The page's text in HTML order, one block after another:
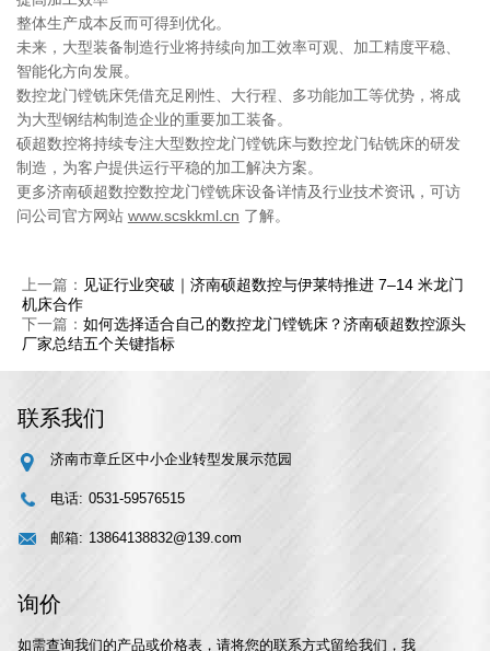
整体生产成本反而可得到优化。
未来，大型装备制造行业将持续向加工效率可观、加工精度平稳、
智能化方向发展。
数控龙门镗铣床凭借充足刚性、大行程、多功能加工等优势，将成
为大型钢结构制造企业的重要加工装备。
硕超数控将持续专注大型数控龙门镗铣床与数控龙门钻铣床的研发
制造，为客户提供运行平稳的加工解决方案。
更多济南硕超数控数控龙门镗铣床设备详情及行业技术资讯，可访
问公司官方网站 www.scskkml.cn 了解。
上一篇： 见证行业突破｜济南硕超数控与伊莱特推进 7–14 米龙门
机床合作
下一篇： 如何选择适合自己的数控龙门镗铣床？济南硕超数控源头
厂家总结五个关键指标
联系我们
济南市章丘区中小企业转型发展示范园
电话: 0531-59576515
邮箱: 13864138832@139.com
询价
如需查询我们的产品或价格表，请将您的联系方式留给我们，我